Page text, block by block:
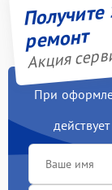
ремонт
Акция
При